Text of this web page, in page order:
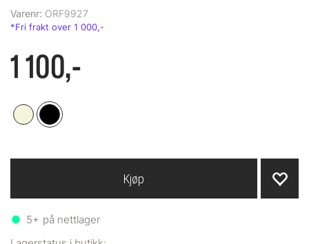
Varenr: ORF9927
1 100,-
5+ på nettlager
Kjøp